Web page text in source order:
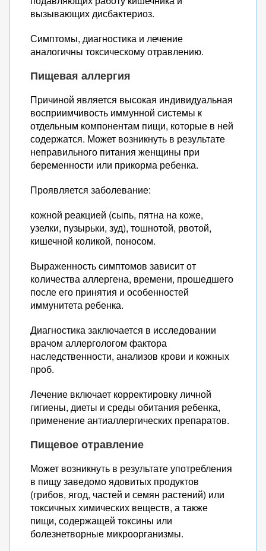
вызывающих дисбактериоз.
Симптомы, диагностика и лечение
аналогичны токсическому отравлению.
Пищевая аллергия
Причиной является высокая индивидуальная
восприимчивость иммунной системы к
отдельным компонентам пищи, которые в ней
содержатся. Может возникнуть в результате
неправильного питания женщины при
беременности или прикорма ребенка.
Проявляется заболевание:
кожной реакцией (сыпь, пятна на коже,
узелки, пузырьки, зуд), тошнотой, рвотой,
кишечной коликой, поносом.
Выраженность симптомов зависит от
количества аллергена, времени, прошедшего
после его принятия и особенностей
иммунитета ребенка.
Диагностика заключается в исследовании
врачом аллергологом фактора
наследственности, анализов крови и кожных
проб.
Лечение включает корректировку личной
гигиены, диеты и среды обитания ребенка,
применение антиаллергических препаратов.
Пищевое отравление
Может возникнуть в результате употребления
в пищу заведомо ядовитых продуктов
(грибов, ягод, частей и семян растений) или
токсичных химических веществ, а также
пищи, содержащей токсины или
болезнетворные микроорганизмы.